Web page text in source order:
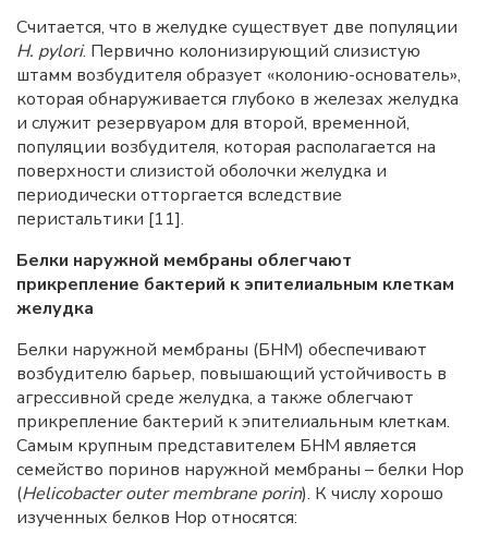
Считается, что в желудке существует две популяции
H. pylori. Первично колонизирующий слизистую
штамм возбудителя образует «колонию-основатель»,
которая обнаруживается глубоко в железах желудка
и служит резервуаром для второй, временной,
популяции возбудителя, которая располагается на
поверхности слизистой оболочки желудка и
периодически отторгается вследствие
перистальтики [11].
Белки наружной мембраны облегчают
прикрепление бактерий к эпителиальным клеткам
желудка
Белки наружной мембраны (БНМ) обеспечивают
возбудителю барьер, повышающий устойчивость в
агрессивной среде желудка, а также облегчают
прикрепление бактерий к эпителиальным клеткам.
Самым крупным представителем БНМ является
семейство поринов наружной мембраны – белки Hop
(Helicobacter outer membrane porin). К числу хорошо
изученных белков Hop относятся: